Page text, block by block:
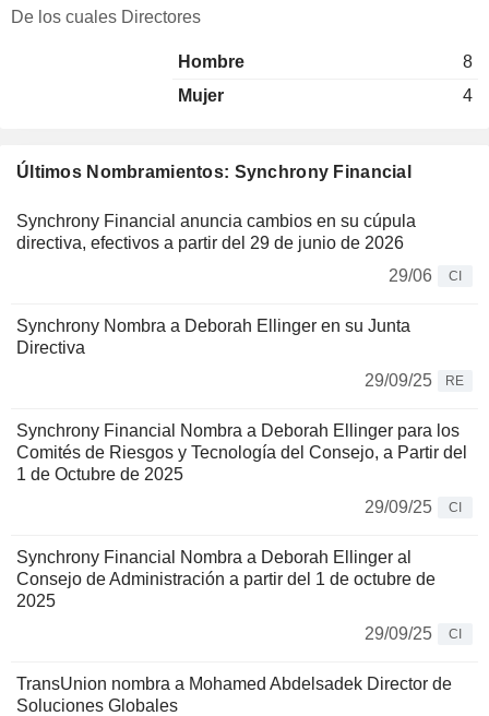
Últimos Nombramientos: Synchrony Financial
Synchrony Financial anuncia cambios en su cúpula
directiva, efectivos a partir del 29 de junio de 2026
29/06
CI
Synchrony Nombra a Deborah Ellinger en su Junta
Directiva
29/09/25
RE
Synchrony Financial Nombra a Deborah Ellinger para los
Comités de Riesgos y Tecnología del Consejo, a Partir del
1 de Octubre de 2025
29/09/25
CI
Synchrony Financial Nombra a Deborah Ellinger al
Consejo de Administración a partir del 1 de octubre de
2025
29/09/25
CI
TransUnion nombra a Mohamed Abdelsadek Director de
Soluciones Globales
De los cuales Directores
Hombre
8
Mujer
4